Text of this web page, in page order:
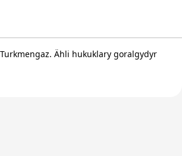
Ähli hukuklary goralgydyr